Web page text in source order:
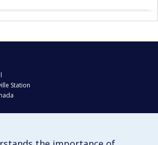
Station